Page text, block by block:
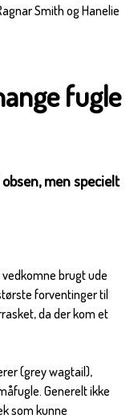
Smith og Hanelie
fugle
men specielt
brugt ude
forventinger til
da der kom et
(grey wagtail),
Generelt ikke
som kunne